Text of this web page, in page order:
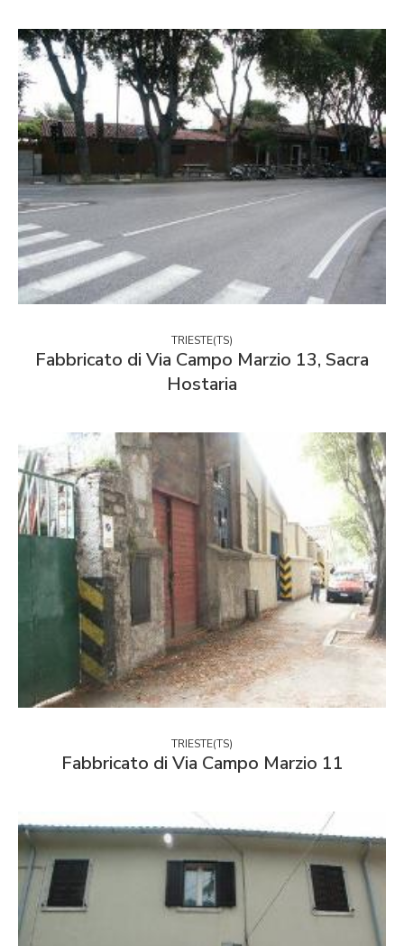
TRIESTE(TS)
Fabbricato di Via Campo Marzio 13, Sacra
Hostaria
TRIESTE(TS)
Fabbricato di Via Campo Marzio 11